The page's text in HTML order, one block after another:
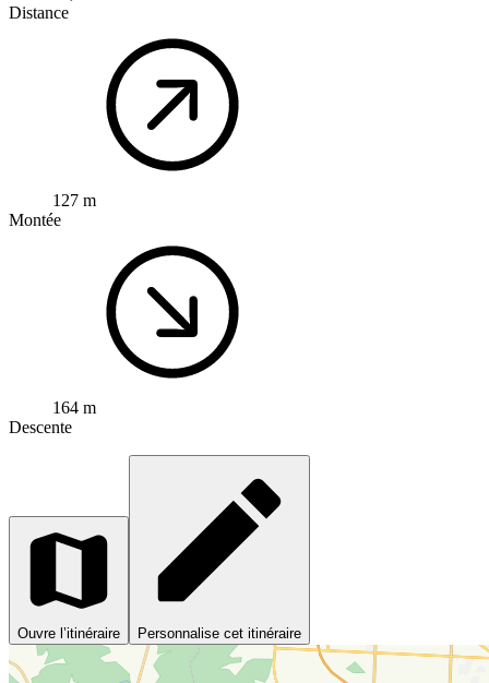
Distance
127 m
Montée
164 m
Descente
Ouvre l’itinéraire Personnalise cet itinéraire